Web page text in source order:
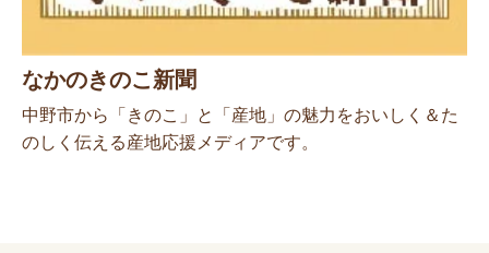
なかのきのこ新聞
中野市から「きのこ」と「産地」の魅力をおいしく＆た
のしく伝える産地応援メディアです。